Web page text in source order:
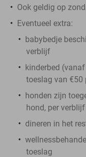
Ook geldig op
Eventueel extra:
babybedje
verblijf
kinderbed
toeslag van €50
honden zijn
hond, per verblijf
dineren in het
toeslag